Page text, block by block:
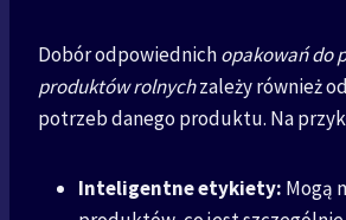
Dobór odpowiednichopakowań do
produktów rolnychzależy również
potrzeb danego produktu. Na
Inteligentne etykiety: Mogą